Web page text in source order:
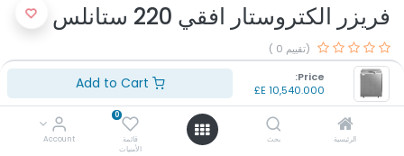
Price:
10,540.000
الرئيسية بحث
0
قائمة
الأمنيات
Account
فريزر الكتروستار افقي 220 ستانلس
(تقييم 0 )
الماركه: الكتروستار
اللون: استانلس
السعه اللتريه: 220 لتر
بلد المنشأ: مصر
الضمان: 5 سنوات